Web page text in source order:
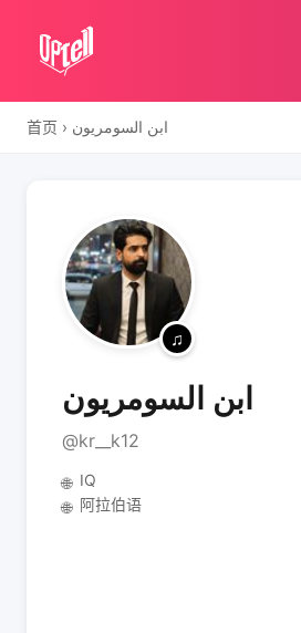
首页 › ابن السومريون
ابن السومريون
@kr__k12
🌐 IQ
🌐 阿拉伯语